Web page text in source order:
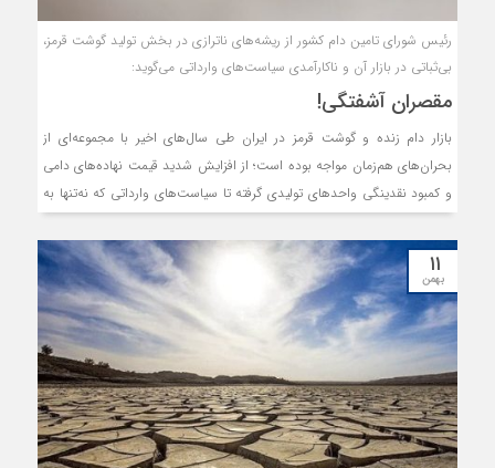
داشته‌ایم.
رئیس شورای تامین دام کشور از ریشه‌های ناترازی در بخش تولید گوشت قرمز،
بی‌ثباتی در بازار آن و ناکارآمدی سیاست‌های وارداتی می‌گوید:
مقصران آشفتگی!
بازار دام زنده و گوشت قرمز در ایران طی سال‌های اخیر با مجموعه‌ای از
بحران‌های هم‌زمان مواجه بوده است؛ از افزایش شدید قیمت نهاده‌های دامی
و کمبود نقدینگی واحدهای تولیدی گرفته تا سیاست‌های وارداتی که نه‌تنها به
کنترل تورم منجر نشده، بلکه در برخی موارد به تشدید آن انجامیده است. این
شرایط موجب شده تولیدکنندگان داخلی با فشارهای فزاینده روبه‌رو شوند و
اهداف تنظیم بازار نیز محقق نشود.
۱۱
بهمن